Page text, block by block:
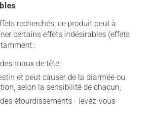
recherchés, ce produit peut à
certains effets indésirables (effets
:
maux de tête;
et peut causer de la diarrhée ou
selon la sensibilité de chacun;
étourdissements - levez-vous